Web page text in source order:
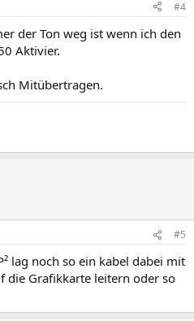
#4
der Ton weg ist wenn ich den
Aktivier.
Mitübertragen.
#5
lag noch so ein kabel dabei mit
die Grafikkarte leitern oder so